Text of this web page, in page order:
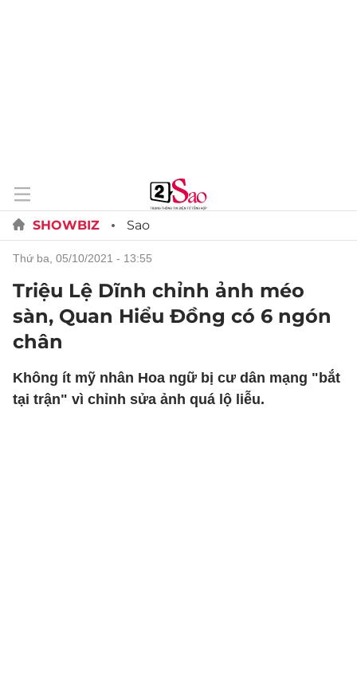
SHOWBIZ Sao
thứ ba, 05/10/2021 - 13:55
Triệu Lệ Dĩnh chỉnh ảnh méo
sàn, Quan Hiểu Đồng có 6 ngón
chân
Không ít mỹ nhân Hoa ngữ bị cư dân mạng "bắt
tại trận" vì chỉnh sửa ảnh quá lộ liễu.